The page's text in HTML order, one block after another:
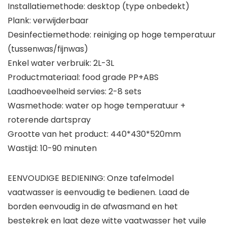
Installatiemethode: desktop (type onbedekt)
Plank: verwijderbaar
Desinfectiemethode: reiniging op hoge temperatuur
(tussenwas/fijnwas)
Enkel water verbruik: 2L-3L
Productmateriaal: food grade PP+ABS
Laadhoeveelheid servies: 2-8 sets
Wasmethode: water op hoge temperatuur +
roterende dartspray
Grootte van het product: 440*430*520mm
Wastijd: 10-90 minuten
EENVOUDIGE BEDIENING: Onze tafelmodel
vaatwasser is eenvoudig te bedienen. Laad de
borden eenvoudig in de afwasmand en het
bestekrek en laat deze witte vaatwasser het vuile